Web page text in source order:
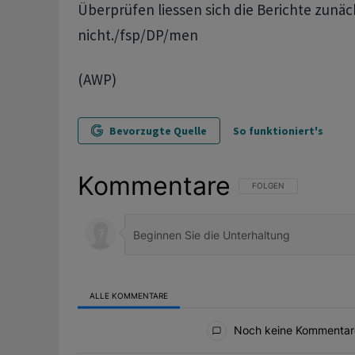
Überprüfen liessen sich die Berichte
nicht./fsp/DP/men
(AWP)
Bevorzugte Quelle So funktioniert's
Kommentare FOLGE DIESER
FOLGEN
ALLE KOMMENTARE
Noch keine